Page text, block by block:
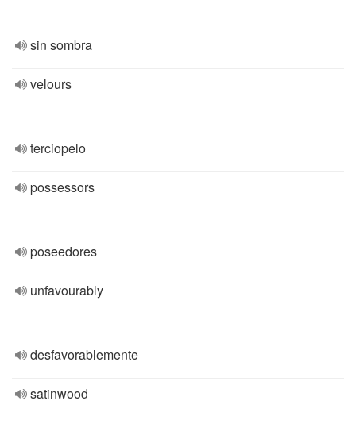
sin sombra
velours
terciopelo
possessors
poseedores
unfavourably
desfavorablemente
satinwood